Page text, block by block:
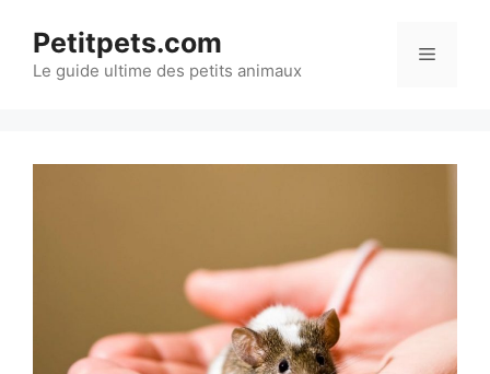
contenu
Petitpets.com
Le guide ultime des petits animaux
Menu